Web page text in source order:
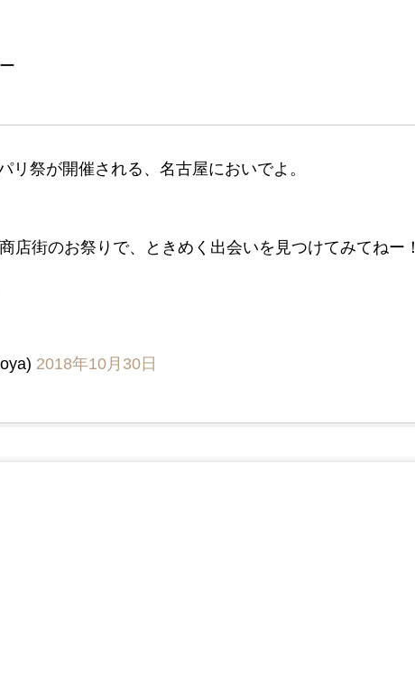
リ祭が開催される、名古屋においでよ。
店街のお祭りで、ときめく出会いを見つけてみてねー！
2018年10月30日